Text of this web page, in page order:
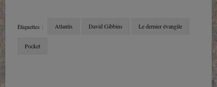
Étiquettes : Atlantis David Gibbins Le dernier évangile
Pocket